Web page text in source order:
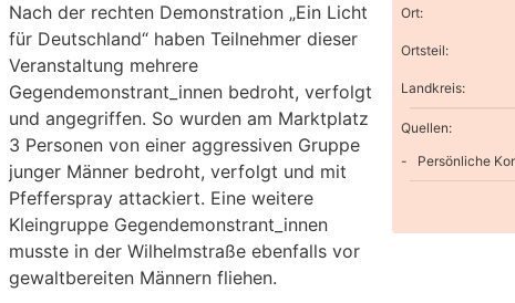
Nach der rechten Demonstration „Ein Licht
für Deutschland“ haben Teilnehmer dieser
Veranstaltung mehrere
Gegendemonstrant_innen bedroht, verfolgt
und angegriffen. So wurden am Marktplatz
3 Personen von einer aggressiven Gruppe
junger Männer bedroht, verfolgt und mit
Pfefferspray attackiert. Eine weitere
Kleingruppe Gegendemonstrant_innen
musste in der Wilhelmstraße ebenfalls vor
gewaltbereiten Männern fliehen.
Ort:
Ortsteil:
Landkreis:
Quellen:
Persönliche